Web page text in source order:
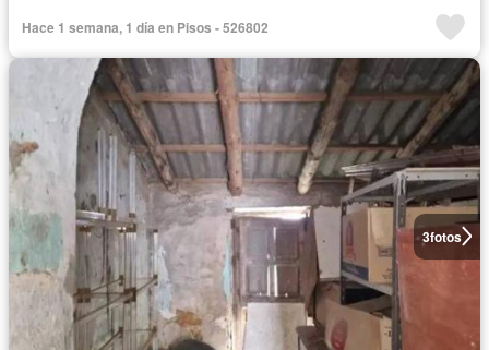
Hace 1 semana, 1 día en Pisos - 526802
3fotos